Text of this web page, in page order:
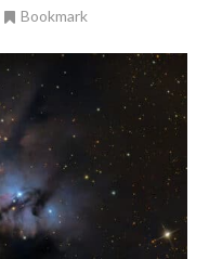
Bookmark